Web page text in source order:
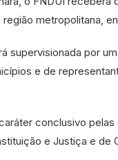
metropolitana,
supervisionada por
e de
conclusivo pelas
e Justiça e de